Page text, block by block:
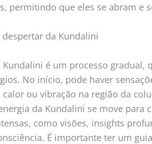
permitindo que eles se abram e
da Kundalini
Kundalini é um processo gradual,
No início, pode haver
ou vibração na região da
da Kundalini se move para
como visões, insights
É importante ter um